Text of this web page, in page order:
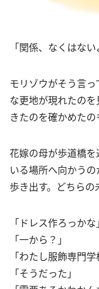
「関係、なくはない
モリゾウがそう言
な更地が現れたの
きたのを確かめたの
花嫁の母が歩道橋
いる場所へ向かう
歩き出す。どちらの
「ドレス作ろっかな」
「一から？」
「わたし服飾専門学
「そうだった」